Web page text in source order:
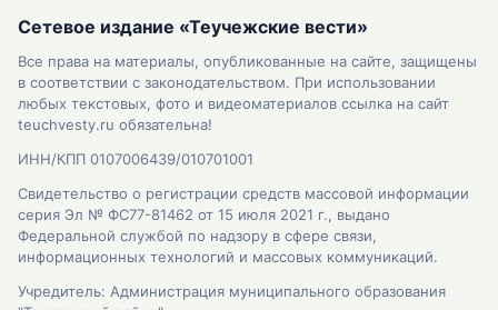
Сетевое издание «Теучежские вести»
Все права на материалы, опубликованные на сайте, защищены
в соответствии с законодательством. При использовании
любых текстовых, фото и видеоматериалов ссылка на сайт
teuchvesty.ru обязательна!
ИНН/КПП 0107006439/010701001
Свидетельство о регистрации средств массовой информации
серия Эл № ФС77-81462 от 15 июля 2021 г., выдано
Федеральной службой по надзору в сфере связи,
информационных технологий и массовых коммуникаций.
Учредитель: Администрация муниципального образования